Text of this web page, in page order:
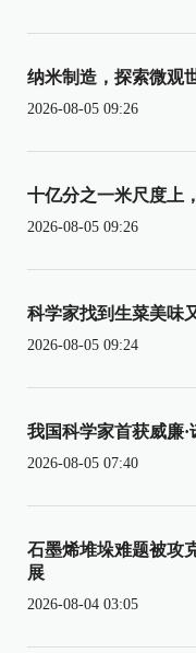
纳米制造，探索微观
2026-08-05 09:26
十亿分之一米尺度上
2026-08-05 09:26
科学家找到生菜美味
2026-08-05 09:24
我国科学家首获威廉
2026-08-05 07:40
石墨烯堆垛难题被攻
展
2026-08-04 03:05